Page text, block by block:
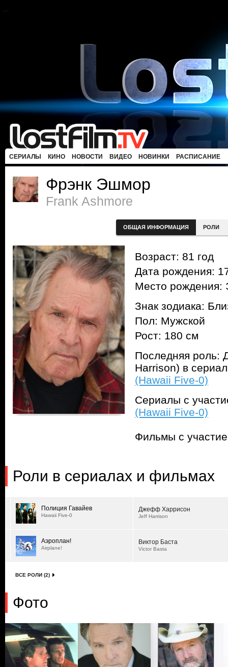
СЕРИАЛЫ КИНО НОВОСТИ ВИДЕО НОВИНКИ РАСПИСАНИЕ
Фрэнк Эшмор
Frank Ashmore
ОБЩАЯ ИНФОРМАЦИЯ РОЛИ
Возраст: 81 год
Дата рождения:
Место
Знак зодиака:
Пол: Мужской
Рост: 180 см
Последняя роль:
Harrison) в
(Hawaii Five-0)
Сериалы с
(Hawaii Five-0)
Фильмы с
Роли в сериалах и фильмах
Полиция Гавайев
Hawaii Five-0
Джефф Харрисон
Jeff Harrison
Аэроплан!
Airplane!
Виктор Баста
Victor Basta
ВСЕ РОЛИ (2)
Фото